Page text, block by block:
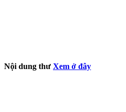
Nội dung thư Xem ở đây